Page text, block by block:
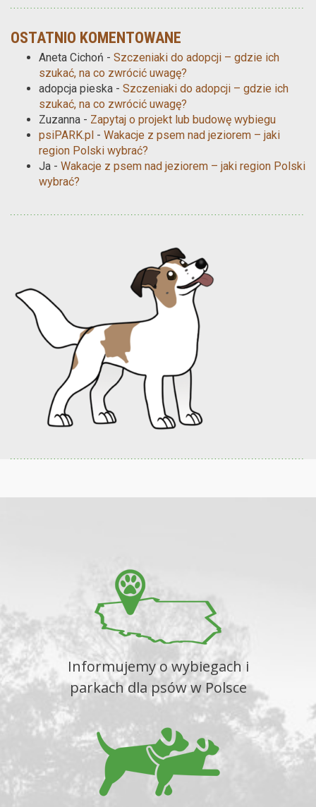
OSTATNIO KOMENTOWANE
Aneta Cichoń - Szczeniaki do adopcji – gdzie ich
szukać, na co zwrócić uwagę?
adopcja pieska - Szczeniaki do adopcji – gdzie ich
szukać, na co zwrócić uwagę?
Zuzanna - Zapytaj o projekt lub budowę wybiegu
psiPARK.pl - Wakacje z psem nad jeziorem – jaki
region Polski wybrać?
Ja - Wakacje z psem nad jeziorem – jaki region Polski
wybrać?
Informujemy o wybiegach i
parkach dla psów w Polsce